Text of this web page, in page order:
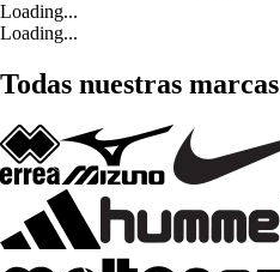
Loading...
Loading...
Todas nuestras marcas